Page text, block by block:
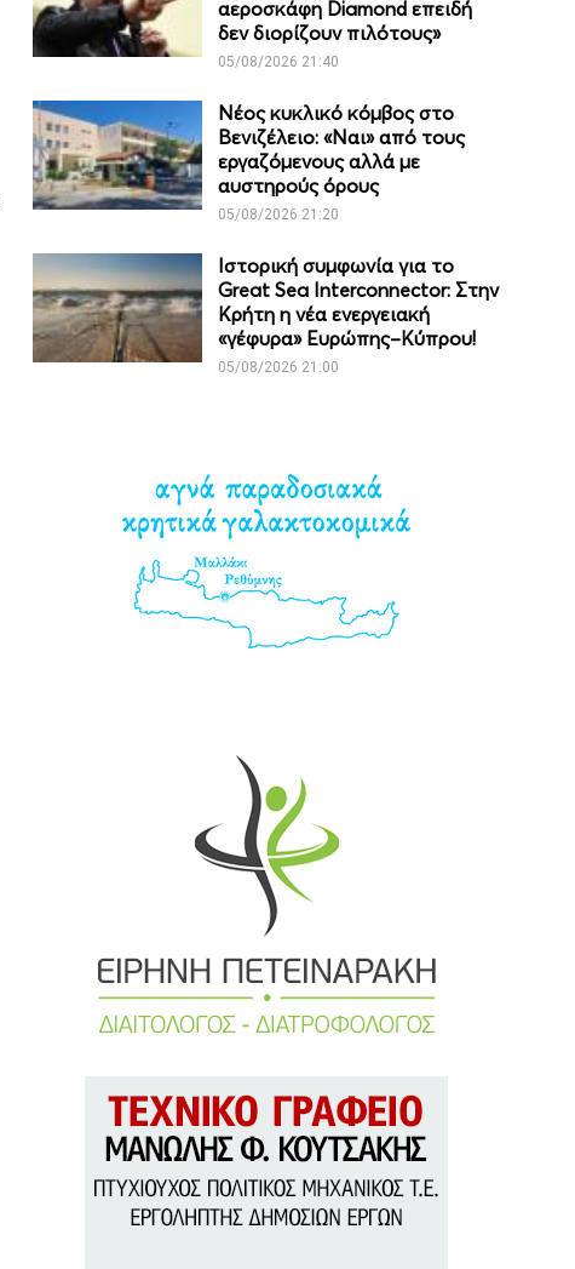
αεροσκάφη Diamond επειδή
δεν διορίζουν πιλότους»
05/08/2026 21:40
Νέος κυκλικό κόμβος στο
Βενιζέλειο: «Ναι» από τους
εργαζόμενους αλλά με
αυστηρούς όρους
05/08/2026 21:20
Ιστορική συμφωνία για το
Great Sea Interconnector: Στην
Κρήτη η νέα ενεργειακή
«γέφυρα» Ευρώπης–Κύπρου!
05/08/2026 21:00